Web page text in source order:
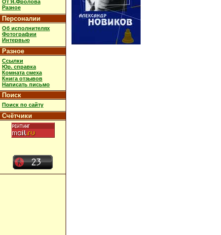
От Я.Фролова
Разное
Персоналии
Об исполнителях
Фотографии
Интервью
Разное
Ссылки
Юр. справка
Комната смеха
Книга отзывов
Написать письмо
Поиск
Поиск по сайту
Счётчики